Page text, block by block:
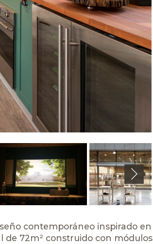
Next
contemporáneo inspirado en
de 72m² construido con módulos